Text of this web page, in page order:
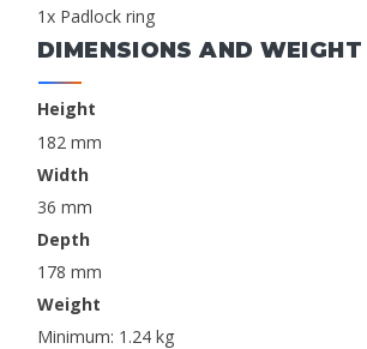
1x Padlock ring
DIMENSIONS AND WEIGHT
Height
182 mm
Width
36 mm
Depth
178 mm
Weight
Minimum: 1.24 kg